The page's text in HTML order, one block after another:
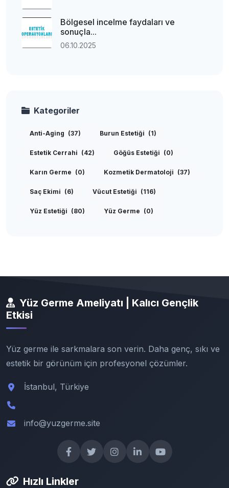
Bölgesel incelme faydaları ve
sonuçla...
06.10.2025
Kategoriler
Anti-Aging (37) Burun Estetiği (1)
Estetik Cerrahi (42) Göğüs Estetiği (0)
Karın Germe (0) Kozmetik Dermatoloji (37)
Saç Ekimi (6) Vücut Estetiği (116)
Yüz Estetiği (80) Yüz Germe (0)
Yüz Germe Ameliyatı | Kalıcı Gençlik
Etkisi
Yüz germe ile sarkmalara son verin. Daha genç, sıkı ve
estetik bir görünüm için profesyonel çözümler.
İstanbul, Türkiye
info@yuzgerme.site
Hızlı Linkler